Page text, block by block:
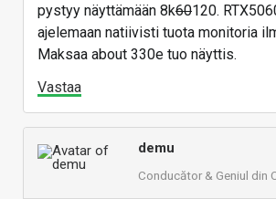
pystyy näyttämään 8k60120.
ajelemaan natiivisti tuota monitoria
Maksaa about 330e tuo näyttis.
Vastaa
demu
Conducător & Geniul din